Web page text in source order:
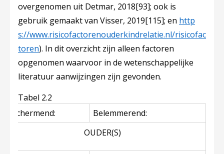
overgenomen uit Detmar, 2018[93]; ook is
gebruik gemaakt van Visser, 2019[115]; en http
s://www.risicofactorenouderkindrelatie.nl/risicofac
toren). In dit overzicht zijn alleen factoren
opgenomen waarvoor in de wetenschappelijke
literatuur aanwijzingen zijn gevonden.
Beschermend:
Belemmerend:
OUDER(S)
Tabel 2.2